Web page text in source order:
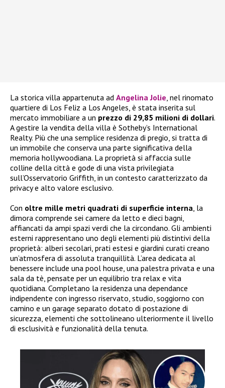
La storica villa appartenuta ad Angelina Jolie, nel rinomato
quartiere di Los Feliz a Los Angeles, è stata inserita sul
mercato immobiliare a un prezzo di 29,85 milioni di dollari.
A gestire la vendita della villa è Sotheby’s International
Realty. Più che una semplice residenza di pregio, si tratta di
un immobile che conserva una parte significativa della
memoria hollywoodiana. La proprietà si affaccia sulle
colline della città e gode di una vista privilegiata
sull’Osservatorio Griffith, in un contesto caratterizzato da
privacy e alto valore esclusivo.
Con oltre mille metri quadrati di superficie interna, la
dimora comprende sei camere da letto e dieci bagni,
affiancati da ampi spazi verdi che la circondano. Gli ambienti
esterni rappresentano uno degli elementi più distintivi della
proprietà: alberi secolari, prati estesi e giardini curati creano
un’atmosfera di assoluta tranquillità. L’area dedicata al
benessere include una pool house, una palestra privata e una
sala da tè, pensate per un equilibrio tra relax e vita
quotidiana. Completano la residenza una dependance
indipendente con ingresso riservato, studio, soggiorno con
camino e un garage separato dotato di postazione di
sicurezza, elementi che sottolineano ulteriormente il livello
di esclusività e funzionalità della tenuta.